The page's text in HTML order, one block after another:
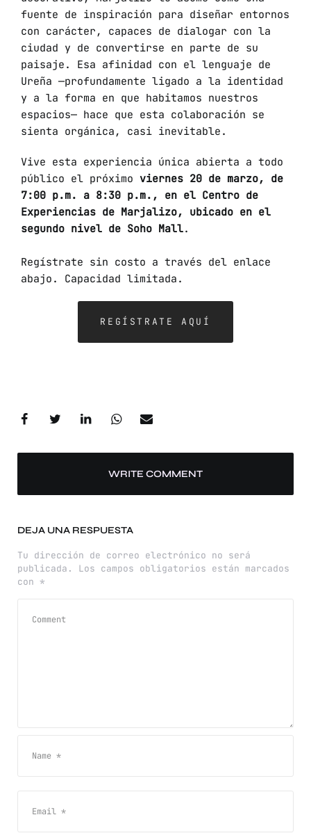
fuente de inspiración para diseñar entornos
con carácter, capaces de dialogar con la
ciudad y de convertirse en parte de su
paisaje. Esa afinidad con el lenguaje de
Ureña —profundamente ligado a la identidad
y a la forma en que habitamos nuestros
espacios— hace que esta colaboración se
sienta orgánica, casi inevitable.
Vive esta experiencia única abierta a todo
público el próximo viernes 20 de marzo, de
7:00 p.m. a 8:30 p.m., en el Centro de
Experiencias de Marjalizo, ubicado en el
segundo nivel de Soho Mall.
Regístrate sin costo a través del enlace
abajo. Capacidad limitada.
REGÍSTRATE AQUÍ
WRITE COMMENT
DEJA UNA RESPUESTA
Tu dirección de correo electrónico no será
publicada.
Los campos obligatorios están marcados
con *